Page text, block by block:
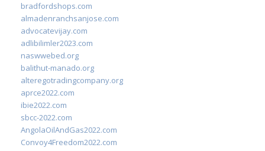
bradfordshops.com
almadenranchsanjose.com
advocatevijay.com
adlibilimler2023.com
naswwebed.org
balithut-manado.org
alteregotradingcompany.org
aprce2022.com
ibie2022.com
sbcc-2022.com
AngolaOilAndGas2022.com
Convoy4Freedom2022.com